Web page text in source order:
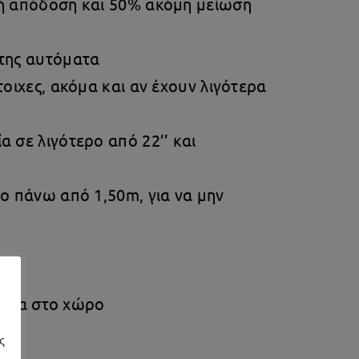
αυτόματα
ακόμα και αν έχουν λιγότερα
λιγότερο από 22’’ και
πάνω από 1,50m, για να μην
στο χώρο